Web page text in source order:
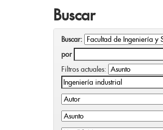
Buscar
Buscar:
por
Filtros actuales: